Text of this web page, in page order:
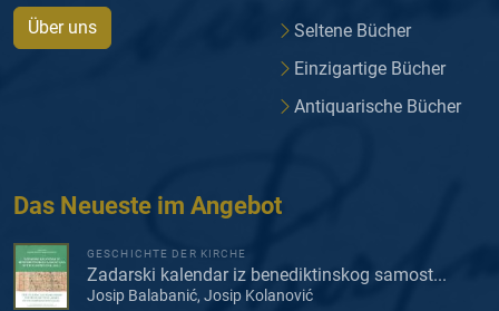
Über uns
Seltene Bücher
Einzigartige Bücher
Antiquarische Bücher
Das Neueste im Angebot
GESCHICHTE DER KIRCHE
Zadarski kalendar iz benediktinskog samost...
Josip Balabanić, Josip Kolanović